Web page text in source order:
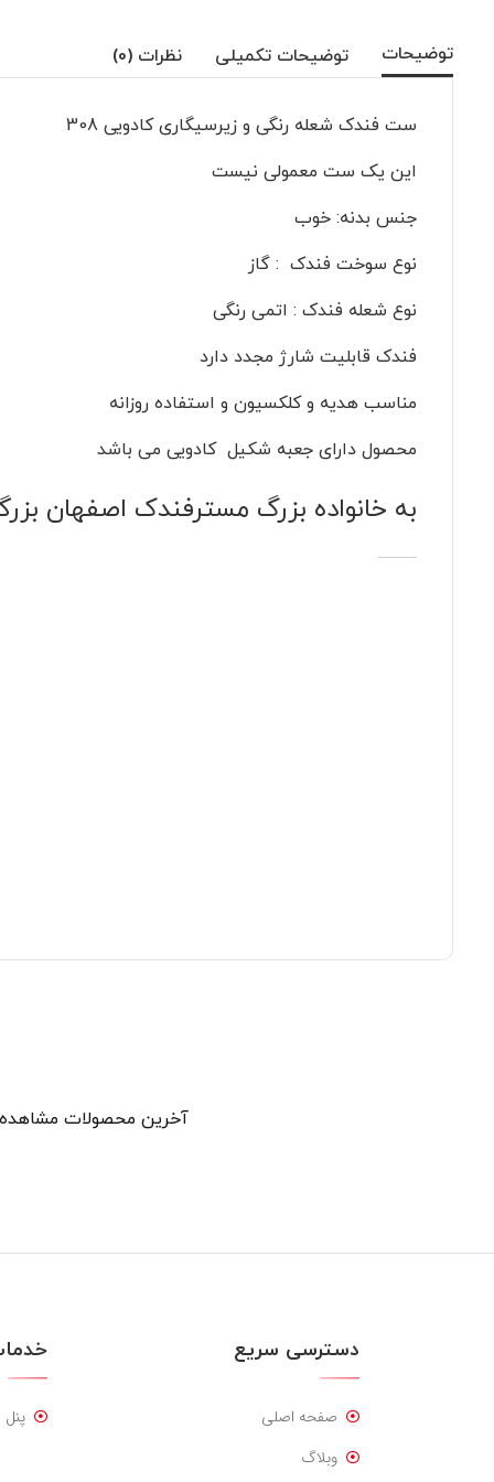
توضیحات توضیحات تکمیلی نظرات (0)
ست فندک شعله رنگی و زیرسیگاری کادویی 308
این یک ست معمولی نیست
جنس بدنه: خوب
نوع سوخت فندک : گاز
نوع شعله فندک : اتمی رنگی
فندک قابلیت شارژ مجدد دارد
مناسب هدیه و کلکسیون و استفاده روزانه
محصول دارای جعبه شکیل کادویی می باشد
به خانواده بزرگ مسترفندک اصفهان
آخرین محصولات
دسترسی سریع
صفحه اصلی
وبلاگ
پنل